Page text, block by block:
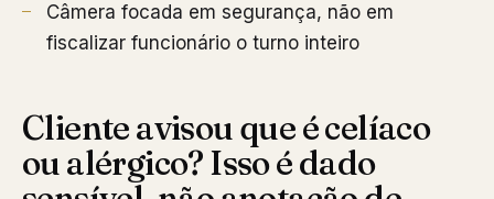
Câmera focada em segurança, não em
fiscalizar funcionário o turno inteiro
Cliente avisou que é celíaco
ou alérgico? Isso é dado